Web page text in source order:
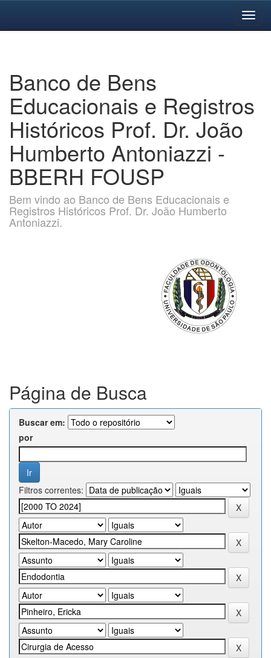
Banco de Bens
Educacionais e Registros
Históricos Prof. Dr. João
Humberto Antoniazzi -
BBERH FOUSP
Bem vindo ao Banco de Bens Educacionais e
Registros Históricos Prof. Dr. João Humberto
Antoniazzi.
Página de Busca
Buscar em:
por
Filtros correntes: